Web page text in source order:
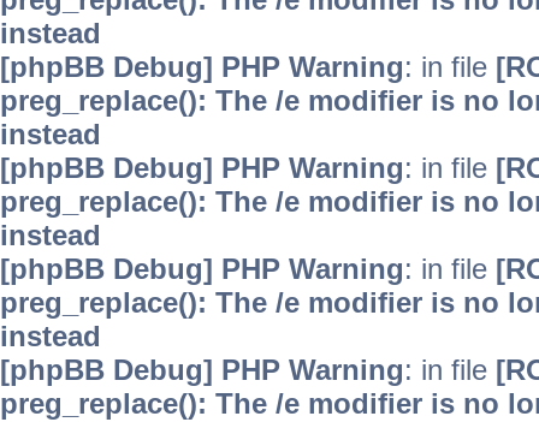
instead
[phpBB Debug] PHP Warning: in file
preg_replace(): The /e modifier is no
instead
[phpBB Debug] PHP Warning: in file
preg_replace(): The /e modifier is no
instead
[phpBB Debug] PHP Warning: in file
preg_replace(): The /e modifier is no
instead
[phpBB Debug] PHP Warning: in file
preg_replace(): The /e modifier is no